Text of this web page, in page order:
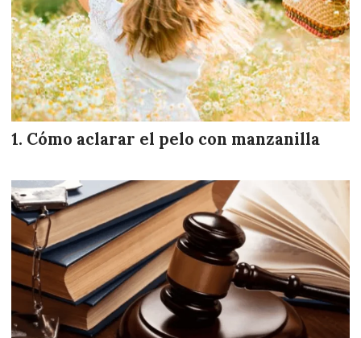
Cómo aclarar el pelo con manzanilla